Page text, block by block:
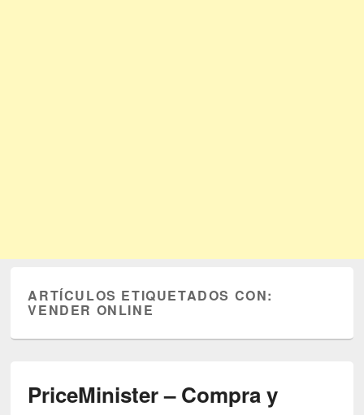
ARTÍCULOS ETIQUETADOS CON:
VENDER ONLINE
PriceMinister – Compra y